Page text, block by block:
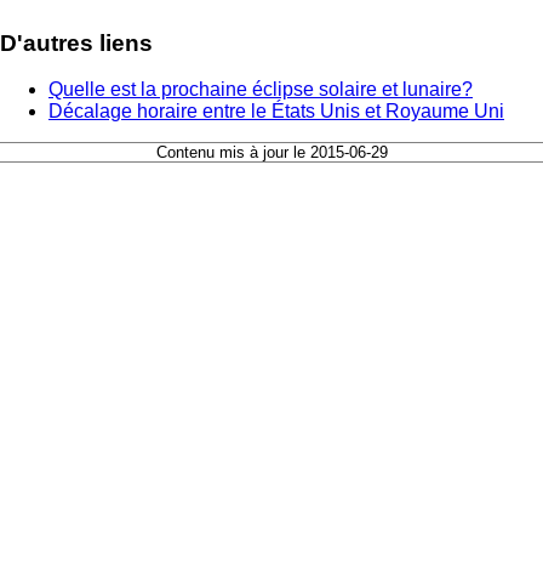
D'autres liens
Quelle est la prochaine éclipse solaire et lunaire?
Décalage horaire entre le États Unis et Royaume Uni
Contenu mis à jour le 2015-06-29